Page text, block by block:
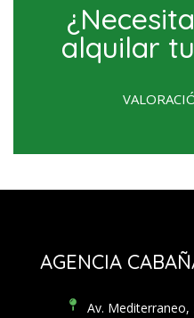
alquilar
AGENCIA
Av. Mediterraneo,